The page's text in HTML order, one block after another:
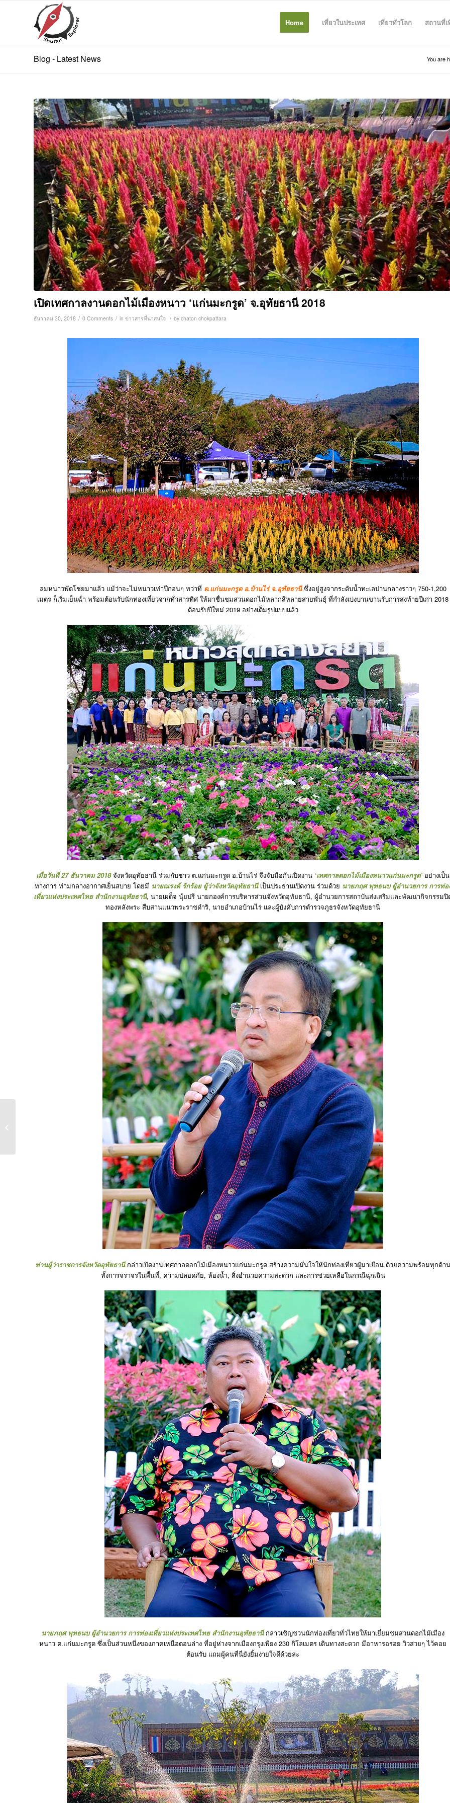
Home เที่ยวในประเทศ เที่ยวทั่วโลก สถานที่
Blog - Latest News You are
เปิดเทศกาลงานดอกไม้เมืองหนาว ‘แก่นมะกรูด’ จ.อุทัยธานี 2018
ธันวาคม 30, 2018 / 0 Comments / in ข่าวสารที่น่าสนใจ / by chaton chokpattara
ลมหนาวพัดโชยมาแล้ว แม้ว่าจะไม่หนาวเท่าปีก่อนๆ ทว่าที่ ต.แก่นมะกรูด อ.บ้านไร่ จ.อุทัยธานี ซึ่งอยู่สูงจากระดับน้ำทะเลปานกลางราวๆ 750-1,200
เมตร ก็เริ่มเย็นฉ่ำ พร้อมต้อนรับนักท่องเที่ยวจากทั่วสารทิศ ให้มาชื่นชมสวนดอกไม้หลากสีหลายสายพันธุ์ ที่กำลังเบ่งบานขานรับการส่งท้ายปีเก่า 2018
ต้อนรับปีใหม่ 2019 อย่างเต็มรูปแบบแล้ว
เมื่อวันที่ 27 ธันวาคม 2018 จังหวัดอุทัยธานี ร่วมกับชาว ต.แก่นมะกรูด อ.บ้านไร่ จึงจับมือกันเปิดงาน ‘เทศกาลดอกไม้เมืองหนาวแก่นมะกรูด’ อย่างเป็น
ทางการ ท่ามกลางอากาศเย็นสบาย โดยมี นายณรงค์ ร้กร้อย ผู้ว่าจังหวัดอุทัยธานีเป็นประธานเปิดงาน ร่วมด้วย นายภฤศ พุทธนบ ผู้อำนวยการ การท่อ
เที่ยวแห่งประเทศไทย สำนักงานอุทัยธานี, นายเผด็จ นุ้ยปรี นายกองค์การบริหารส่วนจังหวัดอุทัยธานี, ผู้อำนวยการสถาบันส่งเสริมและพัฒนากิจกรรมปิ
ทองหลังพระ สืบสานแนวพระราชดำริ, นายอำเภอบ้านไร่ และผู้บังคับการตำรวจภูธรจังหวัดอุทัยธานี
ท่านผู้ว่าราชการจังหวัดอุทัยธานี กล่าวเปิดงานเทศกาลดอกไม้เมืองหนาวแก่นมะกรูด สร้างความมั่นใจให้นักท่องเที่ยวผู้มาเยือน ด้วยความพร้อมทุกด้า
ทั้งการจราจรในพื้นที่, ความปลอดภัย, ห้องน้ำ, สิ่งอำนวยความสะดวก และการช่วยเหลือในกรณีฉุกเฉิน
นายภฤศ พุทธนบ ผู้อำนวยการ การท่องเที่ยวแห่งประเทศไทย สำนักงานอุทัยธานี กล่าวเชิญชวนนักท่องเที่ยวทั่วไทยให้มาเยี่ยมชมสวนดอกไม้เมือง
หนาว ต.แก่นมะกรูด ซึ่งเป็นส่วนหนึ่งของภาคเหนือตอนล่าง ที่อยู่ห่างจากเมืองกรุงเพียง 230 กิโลเมตร เดินทางสะดวก มีอาหารอร่อย วิวสวยๆ ไว้คอย
ต้อนรับ แถมผู้คนที่นี่ยังยิ้มง่ายใจดีด้วยล่ะ